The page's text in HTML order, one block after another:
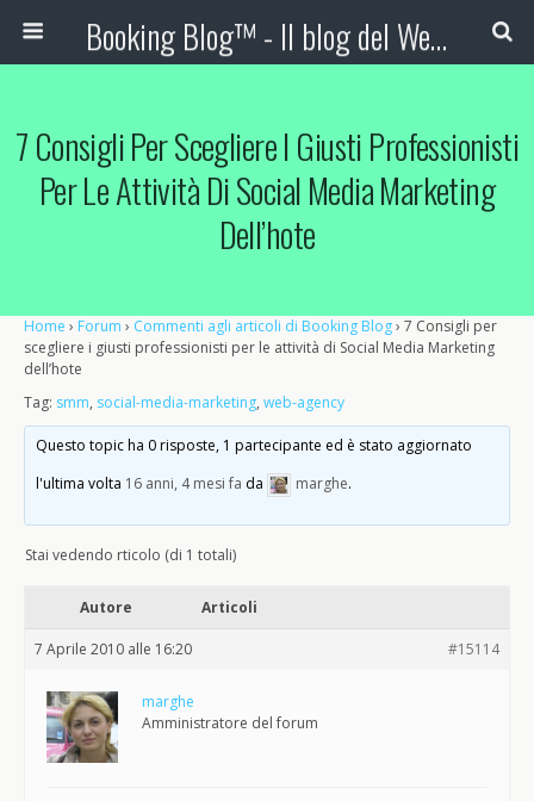
Booking Blog™ - Il blog del Web Marketing Turistico
7 Consigli Per Scegliere I Giusti Professionisti
Per Le Attività Di Social Media Marketing
Dell’hote
Home › Forum › Commenti agli articoli di Booking Blog› 7 Consigli per
scegliere i giusti professionisti per le attività di Social Media Marketing
dell’hote
Tag: smm, social-media-marketing, web-agency
Questo topic ha 0 risposte, 1 partecipante ed è stato aggiornato
l'ultima volta 16 anni, 4 mesi fa da marghe.
Stai vedendo rticolo (di 1 totali)
Autore Articoli
7 Aprile 2010 alle 16:20 #15114
marghe
Amministratore del forum